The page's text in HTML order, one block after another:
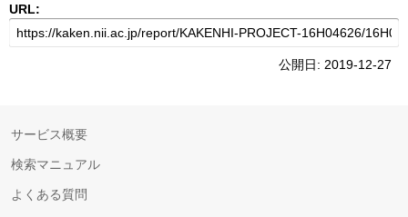
URL:
公開日: 2019-12-27
サービス概要
検索マニュアル
よくある質問